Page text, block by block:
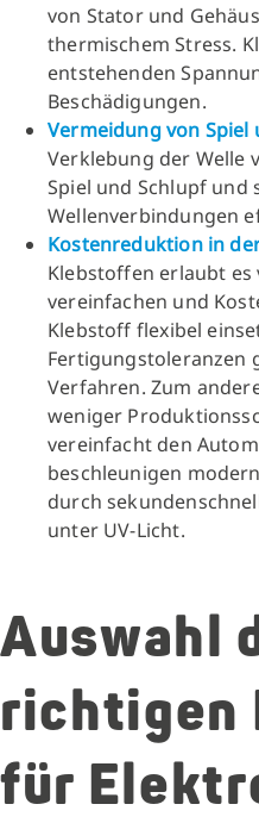
von Stator und
thermischem Stress.
entstehenden
Beschädigungen.
Vermeidung von Spiel
Verklebung der Welle
Spiel und Schlupf und
Wellenverbindungen
Kostenreduktion in
Klebstoffen erlaubt
vereinfachen und
Klebstoff flexibel
Fertigungstoleranzen
Verfahren. Zum
weniger
vereinfacht den
beschleunigen
durch
unter UV-Licht.
Auswahl
richtigen
für